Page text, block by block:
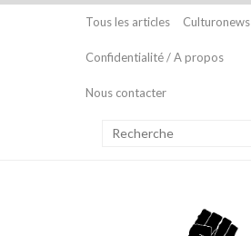
Tous les articles Culturonews
Confidentialité / A propos
Nous contacter